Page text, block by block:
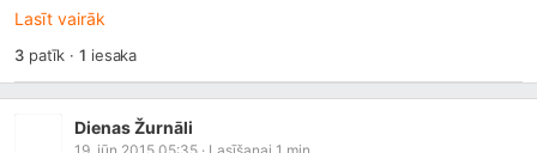
Lasīt vairāk
3patīk ·1 iesaka
Dienas Žurnāli
19. jūn 2015 05:35 · Lasīšanai 1 min